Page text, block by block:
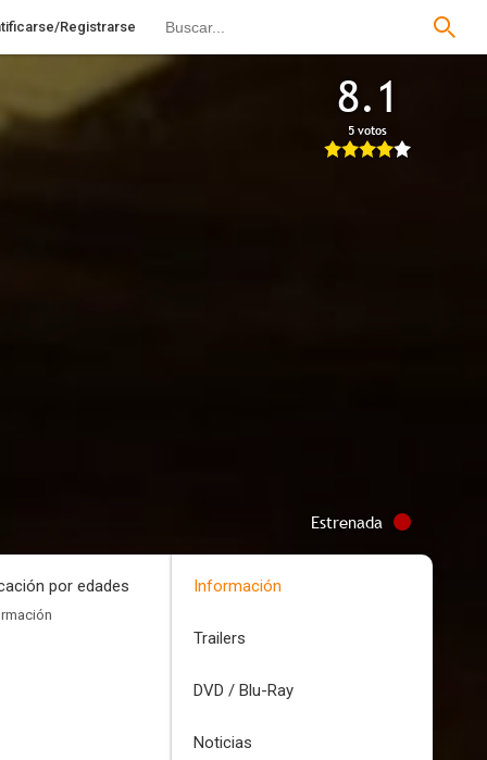
Registrarse
8.1
5 votos
Estrenada
por edades Información
Trailers
DVD / Blu-Ray
Noticias